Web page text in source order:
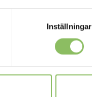
Inställningar